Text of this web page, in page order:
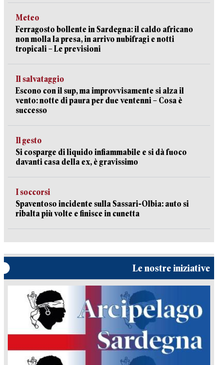
Meteo
Ferragosto bollente in Sardegna: il caldo africano
non molla la presa, in arrivo nubifragi e notti
tropicali – Le previsioni
Il salvataggio
Escono con il sup, ma improvvisamente si alza il
vento: notte di paura per due ventenni – Cosa è
successo
Il gesto
Si cosparge di liquido infiammabile e si dà fuoco
davanti casa della ex, è gravissimo
I soccorsi
Spaventoso incidente sulla Sassari-Olbia: auto si
ribalta più volte e finisce in cunetta
Le nostre iniziative